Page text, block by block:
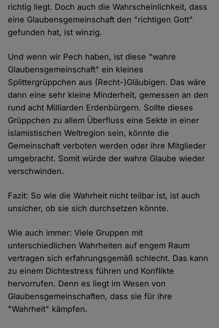
richtig liegt. Doch auch die Wahrscheinlichkeit, dass
eine Glaubensgemeinschaft den "richtigen Gott"
gefunden hat, ist winzig.
Und wenn wir Pech haben, ist diese "wahre
Glaubensgemeinschaft" ein kleines
Splittergrüppchen aus (Recht-)Gläubigen. Das wäre
dann eine sehr kleine Minderheit, gemessen an den
rund acht Milliarden Erdenbürgern. Sollte dieses
Grüppchen zu allem Überfluss eine Sekte in einer
islamistischen Weltregion sein, könnte die
Gemeinschaft verboten werden oder ihre Mitglieder
umgebracht. Somit würde der wahre Glaube wieder
verschwinden.
Fazit: So wie die Wahrheit nicht teilbar ist, ist auch
unsicher, ob sie sich durchsetzen könnte.
Wie auch immer: Viele Gruppen mit
unterschiedlichen Wahrheiten auf engem Raum
vertragen sich erfahrungsgemäß schlecht. Das kann
zu einem Dichtestress führen und Konflikte
hervorrufen. Denn es liegt im Wesen von
Glaubensgemeinschaften, dass sie für ihre
"Wahrheit" kämpfen.